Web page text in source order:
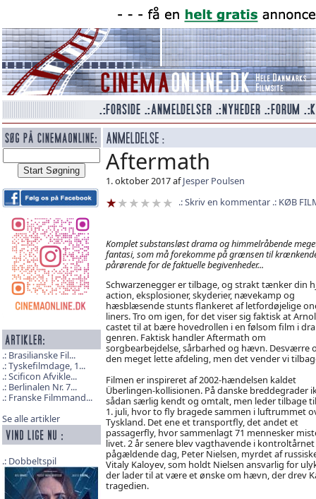
Brasilianske Fil...
Tyskefilmdage, 1...
Scificon Afvikle...
Berlinalen Nr. 7...
Franske Filmmand...
Se alle artikler
Dobbeltspil
Aftermath
1. oktober 2017 afJesper Poulsen
Skriv en kommentar
KØB
Komplet substansløst drama og himmelråbende
fantasi, som må forekomme på grænsen til
pårørende for de faktuelle begivenheder...
Schwarzenegger er tilbage, og strakt tænker din
action, eksplosioner, skyderier, nævekamp og
hæsblæsende stunts flankeret af letfordøjelige
liners. Tro om igen, for det viser sig faktisk at
castet til at bære hovedrollen i en følsom film i
genren. Faktisk handler Aftermath om
sorgbearbejdelse, sårbarhed og hævn. Desværre
den meget lette afdeling, men det vender vi
Filmen er inspireret af 2002-hændelsen kaldet
Überlingen-kollisionen. På danske breddegrader
sådan særlig kendt og omtalt, men leder tilbage
1. juli, hvor to fly bragede sammen i luftrummet
Tyskland. Det ene et transportfly, det andet et
passagerfly, hvor sammenlagt 71 mennesker
livet. 2 år senere blev vagthavende i
pågældende dag, Peter Nielsen, myrdet af
Vitaly Kaloyev, som holdt Nielsen ansvarlig for
der lader til at være et ønske om hævn, der drev
tragedien.